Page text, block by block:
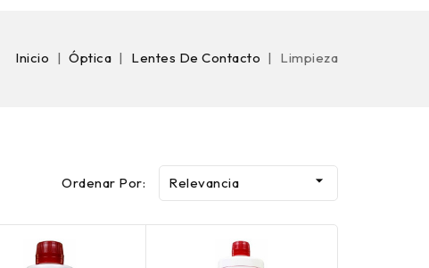
Inicio Óptica Lentes De Contacto Limpieza
Ordenar Por: Relevancia 